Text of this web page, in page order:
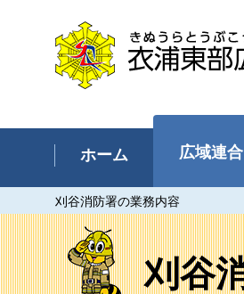
衣浦東部広域連合消防局（碧南
市、刈谷市、安城市、知立市、高
浜市）
ホーム 広域連
刈谷消防署の業務内容
刈谷